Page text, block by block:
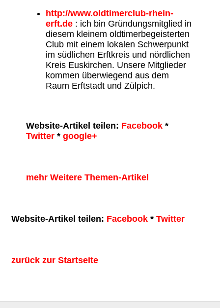
http://www.oldtimerclub-rhein-
erft.de: ich bin Gründungsmitglied in
diesem kleinem oldtimerbegeisterten
Club mit einem lokalen Schwerpunkt
im südlichen Erftkreis und nördlichen
Kreis Euskirchen. Unsere Mitglieder
kommen überwiegend aus dem
Raum Erftstadt und Zülpich.
Website-Artikel teilen: Facebook*
Twitter* google+
mehr Weitere Themen-Artikel
Website-Artikel teilen: Facebook* Twitter
zurück zur Startseite